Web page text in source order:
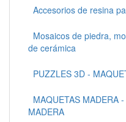
Accesorios de resina
Mosaicos de piedra,
de cerámica
PUZZLES 3D -
MAQUETAS MADERA
MADERA